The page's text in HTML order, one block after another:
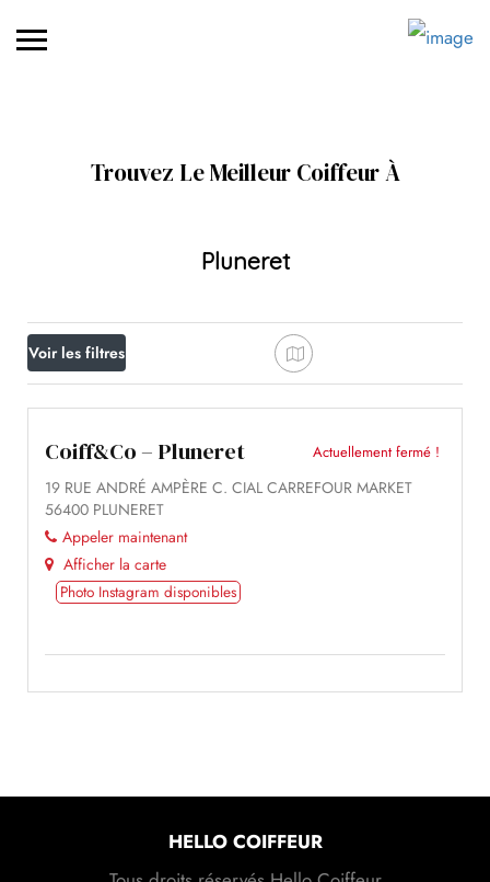
Trouvez Le Meilleur Coiffeur À
Pluneret
Voir les filtres
Coiff&Co – Pluneret
19 RUE ANDRÉ AMPÈRE C. CIAL CARREFOUR MARKET
56400 PLUNERET
Appeler maintenant
Afficher la carte
Actuellement fermé !
Photo Instagram disponibles
HELLO COIFFEUR